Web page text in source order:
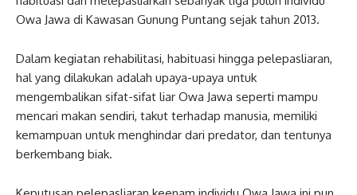
Owa Jawa di Kawasan Gunung Puntang sejak tahun 2013.
Dalam kegiatan rehabilitasi, habituasi hingga pelepasliaran,
hal yang dilakukan adalah upaya-upaya untuk
mengembalikan sifat-sifat liar Owa Jawa seperti mampu
mencari makan sendiri, takut terhadap manusia, memiliki
kemampuan untuk menghindar dari predator, dan tentunya
berkembang biak.